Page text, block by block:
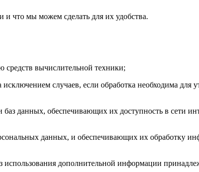
и что мы можем сделать для их удобства.
вычислительной техники;
случаев, если обработка необходима для
данных, обеспечивающих их доступность в сети
данных, и обеспечивающих их обработку
дополнительной информации